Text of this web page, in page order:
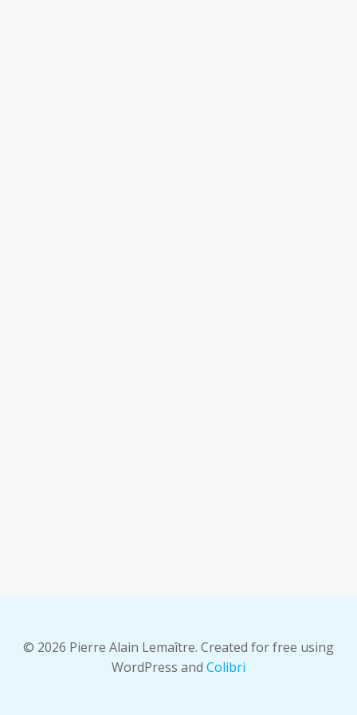
© 2026 Pierre Alain Lemaître. Created for free using
WordPress and Colibri